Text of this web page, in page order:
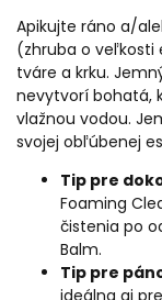
Apikujte ráno a/
(zhruba o veľkosti
tváre a krku.
nevytvorí bohatá,
vlažnou vodou.
svojej obľúbenej
Tip pre
Foaming
čistenia po
Balm.
Tip pre